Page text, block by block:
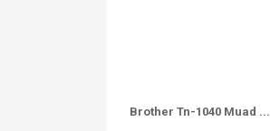
Brother Tn-1040 Muad ...